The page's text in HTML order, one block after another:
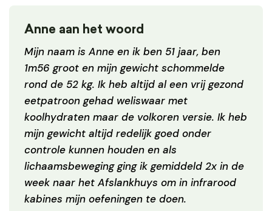
Anne aan het woord
Mijn naam is Anne en ik ben 51 jaar, ben
1m56 groot en mijn gewicht schommelde
rond de 52 kg. Ik heb altijd al een vrij gezond
eetpatroon gehad weliswaar met
koolhydraten maar de volkoren versie. Ik heb
mijn gewicht altijd redelijk goed onder
controle kunnen houden en als
lichaamsbeweging ging ik gemiddeld 2x in de
week naar het Afslankhuys om in infrarood
kabines mijn oefeningen te doen.